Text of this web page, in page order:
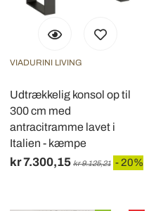
VIADURINI LIVING
Udtrækkelig konsol op til
300 cm med
antracitramme lavet i
Italien - kæmpe
kr 7.300,15 kr 9.125,21 - 20%